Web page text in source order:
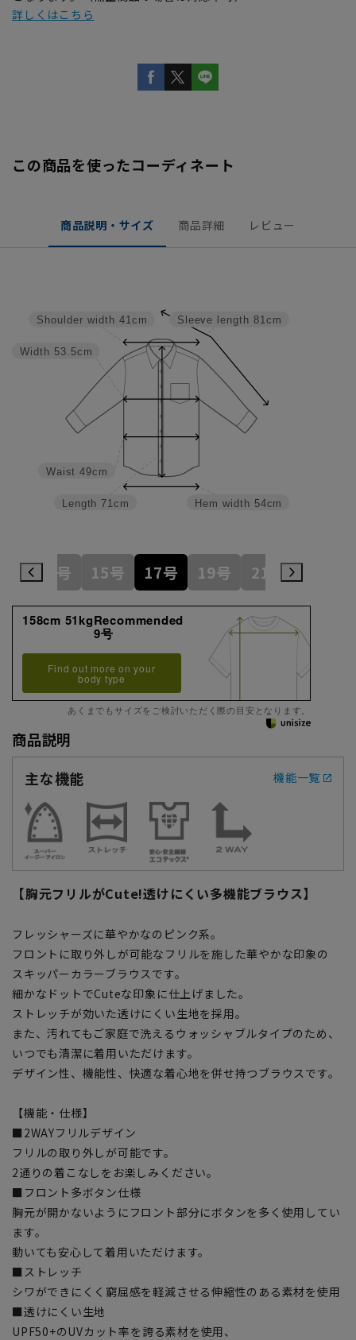
詳しくはこちら
この商品を使ったコーディネート
商品説明・サイズ 商品詳細 レビュー
Hem width 54cm
Sleeve length 81cm
Length 71cm
Waist 49cm
Width 53.5cm
Shoulder width 41cm
13号 15号 17号 19号 21号
158cm 51kgRecommended
9号
Find out more on your
body type
あくまでもサイズをご検討いただく際の目安となります。
商品説明
主な機能
機能一覧
【胸元フリルがCute!透けにくい多機能ブラウス】
フレッシャーズに華やかなのピンク系。
フロントに取り外しが可能なフリルを施した華やかな印象の
スキッパーカラーブラウスです。
細かなドットでCuteな印象に仕上げました。
ストレッチが効いた透けにくい生地を採用。
また、汚れてもご家庭で洗えるウォッシャブルタイプのため、
いつでも清潔に着用いただけます。
デザイン性、機能性、快適な着心地を併せ持つブラウスです。
【機能・仕様】
■2WAYフリルデザイン
フリルの取り外しが可能です。
2通りの着こなしをお楽しみください。
■フロント多ボタン仕様
胸元が開かないようにフロント部分にボタンを多く使用してい
ます。
動いても安心して着用いただけます。
■ストレッチ
シワができにくく窮屈感を軽減させる伸縮性のある素材を使用
■透けにくい生地
UPF50+のUVカット率を誇る素材を使用、